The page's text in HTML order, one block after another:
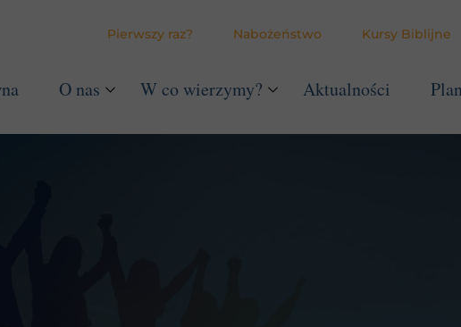
Pierwszy raz? Nabożeństwo Kursy Biblijne
O nas
Historia zboru
W co wierzymy?
Wierzymy, że Bóg nas kocha
Aktualności